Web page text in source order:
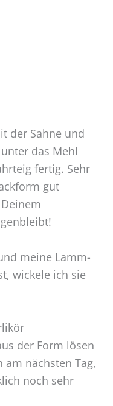
der Sahne und
das Mehl
fertig. Sehr
gut
meine Lamm-
wickele ich sie
der Form lösen
am nächsten Tag,
noch sehr